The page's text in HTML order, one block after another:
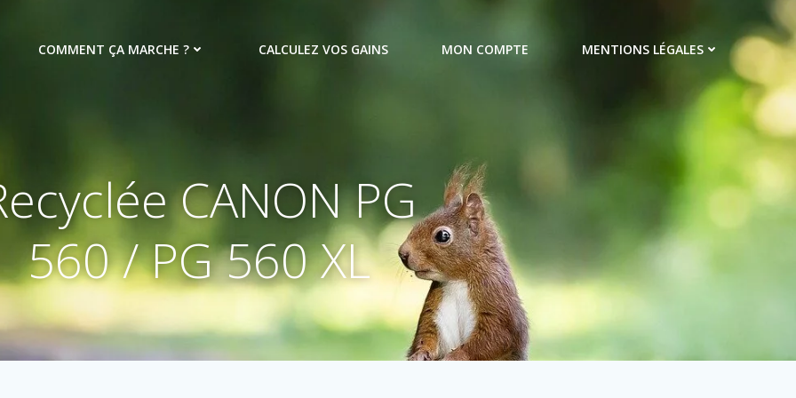
COMMENT ÇA MARCHE ? CALCULEZ VOS GAINS MON COMPTE MENTIONS LÉGALES
CANON PG
560 / PG 560 XL